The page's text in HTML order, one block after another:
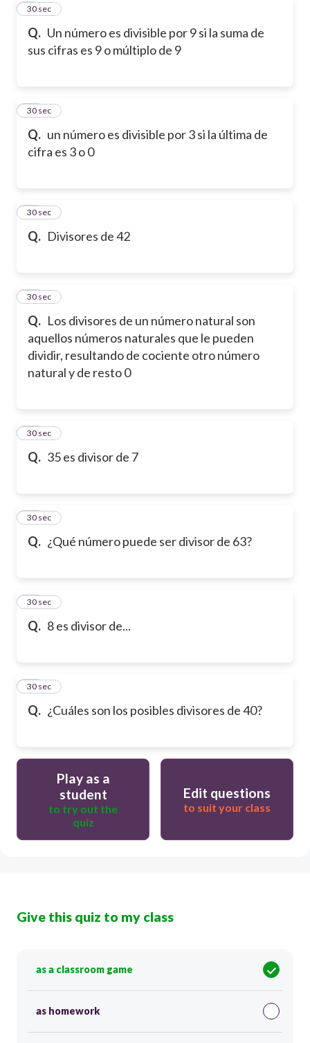
Q. Un número es divisible por 9 si la suma de
sus cifras es 9 o múltiplo de 9
9
30 sec
Q. un número es divisible por 3 si la última de
cifra es 3 o 0
10
30 sec
Q. Divisores de 42
11
30 sec
Q. Los divisores de un número natural son
aquellos números naturales que le pueden
dividir, resultando de cociente otro número
natural y de resto 0
12
30 sec
Q. 35 es divisor de 7
13
30 sec
Q. ¿Qué número puede ser divisor de 63?
14
30 sec
Q. 8 es divisor de...
15
30 sec
Q. ¿Cuáles son los posibles divisores de 40?
16
30 sec
Play as a
student
to try out the
quiz
Edit questions
to suit your class
Give this quiz to my class
as a classroom game
as homework